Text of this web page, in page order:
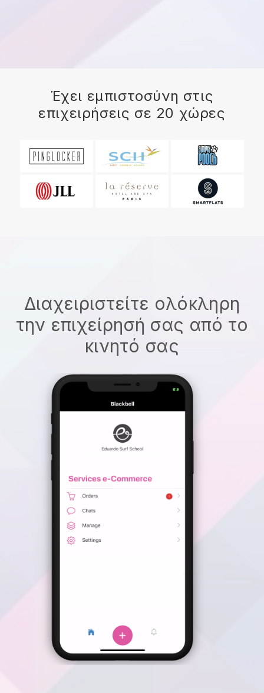
Έχει εμπιστοσύνη στις
επιχειρήσεις σε 20 χώρες
Διαχειριστείτε ολόκληρη
την επιχείρησή σας από το
κινητό σας